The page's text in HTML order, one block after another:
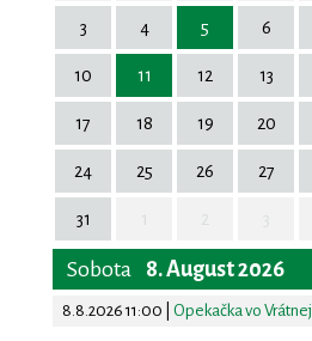
3 4 5 6
10 11 12 13
17 18 19 20
24 25 26 27
31
Sobota 8. August 2026
8.8.2026 11:00 Opekačka vo Vrátnej